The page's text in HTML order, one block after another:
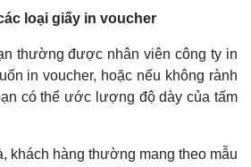
loại giấy in voucher
thường được nhân viên công ty in
in voucher, hoặc nếu không rành
có thể ước lượng độ dày của tấm
khách hàng thường mang theo mẫu